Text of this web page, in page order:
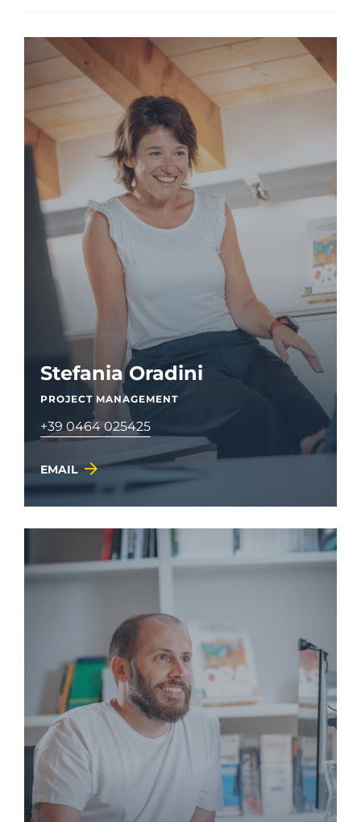
Stefania Oradini
PROJECT MANAGEMENT
+39 0464 025425
EMAIL